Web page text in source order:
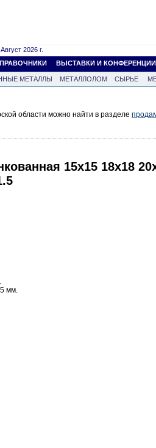
2026 г.
ВЫСТАВКИ И КОНФЕРЕНЦИИ
МЕТАЛЛЫ МЕТАЛЛОЛОМ СЫРЬЕ
области можно найти в разделе
15х15 18х18
мм.